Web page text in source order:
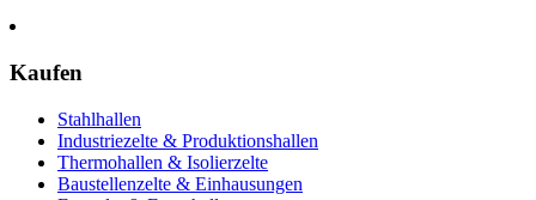
Kaufen
Stahlhallen
Industriezelte & Produktionshallen
Thermohallen & Isolierzelte
Baustellenzelte & Einhausungen